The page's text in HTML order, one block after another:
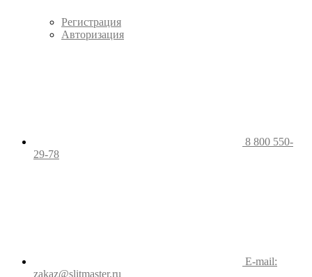
Регистрация
Авторизация
8 800 550-
29-78
E-mail:
zakaz@slitmaster.ru